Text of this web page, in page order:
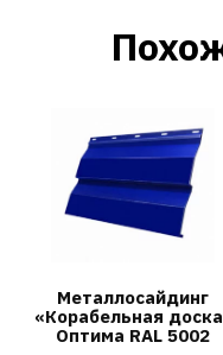
Металлосайдинг
«Корабельная
Оптима RAL 5002